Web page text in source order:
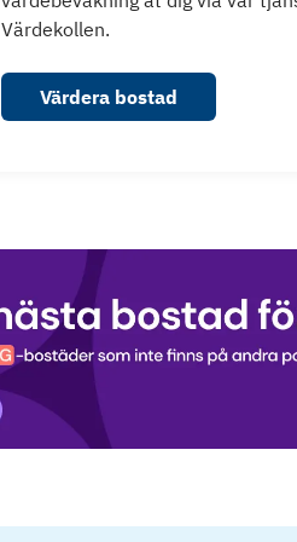
Värdekollen.
Värdera bostad